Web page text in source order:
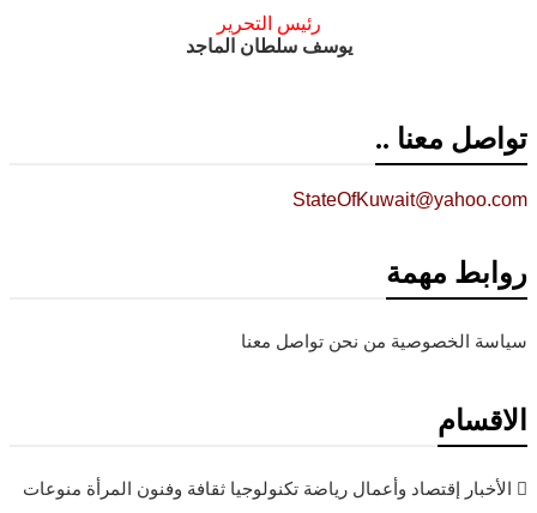
رئيس التحرير
يوسف سلطان الماجد
تواصل معنا ..
StateOfKuwait@yahoo.com
روابط مهمة
سياسة الخصوصية من نحن تواصل معنا
الاقسام
الأخبار إقتصاد وأعمال رياضة تكنولوجيا ثقافة وفنون المرأة منوعات